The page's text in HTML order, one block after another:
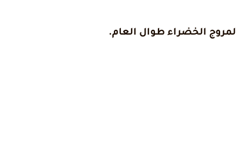
الخضراء طوال العام.